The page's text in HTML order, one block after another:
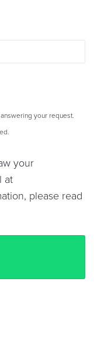
your request.
your
at
please read